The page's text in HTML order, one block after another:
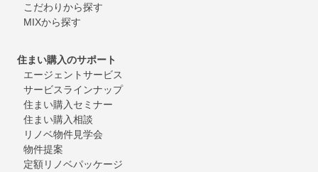
こだわりから探す
MIXから探す
住まい購入のサポート
エージェントサービス
サービスラインナップ
住まい購入セミナー
住まい購入相談
リノベ物件見学会
物件提案
定額リノベパッケージ